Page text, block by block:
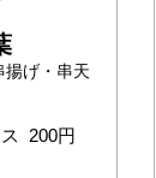
げ・串天
200円